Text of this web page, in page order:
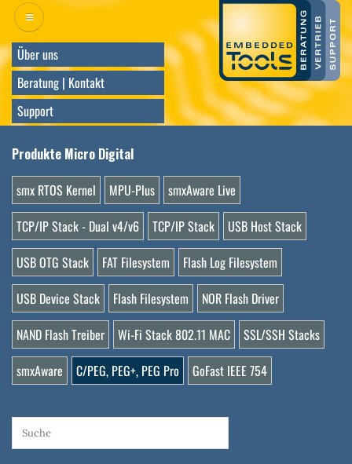
Direkt
zum
InhaltÜber uns
Beratung | Kontakt
Support
Produkte Micro Digital
smx RTOS Kernel
MPU-Plus
smxAware Live
TCP/IP Stack - Dual v4/v6
TCP/IP Stack
USB Host Stack
USB OTG Stack
FAT Filesystem
Flash Log Filesystem
USB Device Stack
Flash Filesystem
NOR Flash Driver
NAND Flash Treiber
Wi-Fi Stack 802.11 MAC
SSL/SSH Stacks
smxAware
C/PEG, PEG+, PEG Pro GoFast IEEE 754